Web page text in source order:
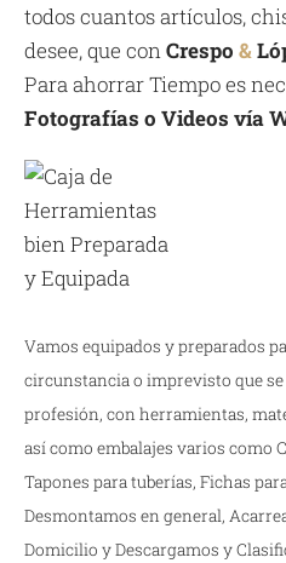
todos cuantos artículos,
desee, que conCrespo &
Para ahorrar Tiempo es
Fotografías o Videos vía
Vamos equipados y preparados
circunstancia o imprevisto que
profesión, con herramientas,
así como embalajes varios como
Tapones para tuberías, Fichas
Desmontamos en general,
Domicilio y Descargamos y